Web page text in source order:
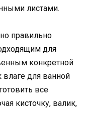
листами.
правильно
для
конкретной
для ванной
все
кисточку, валик,